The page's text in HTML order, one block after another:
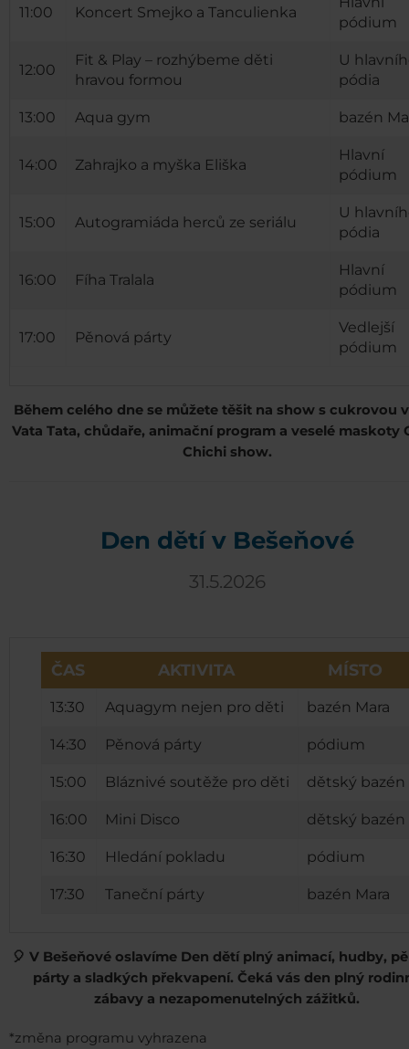
11:00 Koncert Smejko a Tanculienka
pódium
12:00
Fit & Play – rozhýbeme děti
hravou formou
U
pódia
13:00 Aqua gym bazén
14:00 Zahrajko a myška Eliška
Hlavní
pódium
15:00 Autogramiáda herců ze seriálu
U
pódia
16:00 Fíha Tralala
Hlavní
pódium
17:00 Pěnová párty
Vedlejší
pódium
Během celého dne se můžete těšit na show s cukrovou
Vata Tata, chůdaře, animační program a veselé maskoty
Chichi show.
Den dětí v Bešeňové
31.5.2026
ČAS AKTIVITA MÍSTO
13:30 Aquagym nejen pro děti bazén Mara
14:30 Pěnová párty pódium
15:00 Bláznivé soutěže pro děti dětský bazén
16:00 Mini Disco dětský bazén
16:30 Hledání pokladu pódium
17:30 Taneční párty bazén Mara
🎈 V Bešeňové oslavíme Den dětí plný animací, hudby,
párty a sladkých překvapení. Čeká vás den plný
zábavy a nezapomenutelných zážitků.
*změna programu vyhrazena